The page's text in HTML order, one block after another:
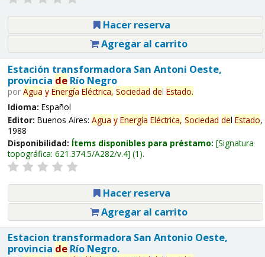
Hacer reserva
Agregar al carrito
Estación transformadora San Antoni Oeste,
provincia deRío Negro
por Agua y Energía Eléctrica, Sociedad del Estado.
Idioma: Español
Editor: Buenos Aires: Agua y Energía Eléctrica, Sociedad del Estado,
1988
Disponibilidad: Ítems disponibles para préstamo: Signatura
topográfica: 621.374.5/A282/v.4 (1).
Hacer reserva
Agregar al carrito
Estacion transformadora San Antonio Oeste,
provincia deRío Negro.